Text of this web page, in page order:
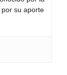
su aporte